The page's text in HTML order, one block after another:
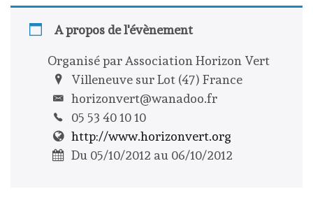
A propos de l'évènement
Organisé par Association Horizon Vert
Villeneuve sur Lot (47) France
horizonvert@wanadoo.fr
05 53 40 10 10
http://www.horizonvert.org
Du 05/10/2012 au 06/10/2012